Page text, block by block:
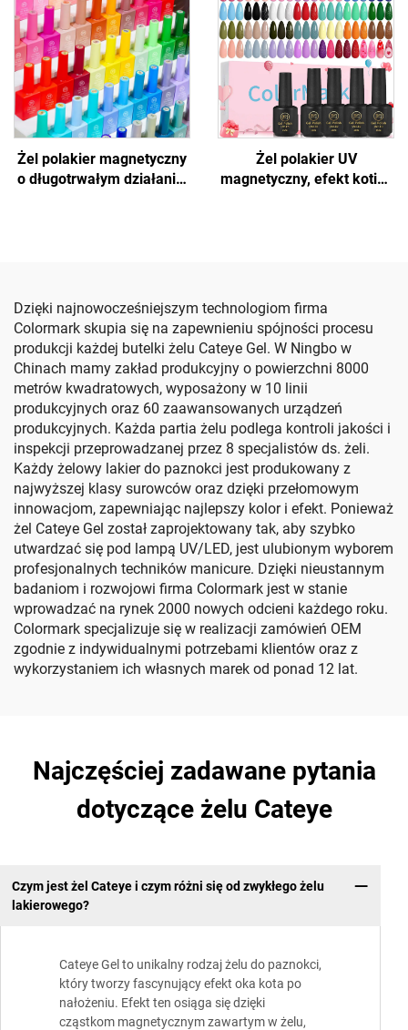
Żel polakier magnetyczny
o długotrwałym działaniu,
Żel polakier UV
magnetyczny, efekt kotich
Dzięki najnowocześniejszym technologiom firma
Colormark skupia się na zapewnieniu spójności procesu
produkcji każdej butelki żelu Cateye Gel. W Ningbo w
Chinach mamy zakład produkcyjny o powierzchni 8000
metrów kwadratowych, wyposażony w 10 linii
produkcyjnych oraz 60 zaawansowanych urządzeń
produkcyjnych. Każda partia żelu podlega kontroli jakości i
inspekcji przeprowadzanej przez 8 specjalistów ds. żeli.
Każdy żelowy lakier do paznokci jest produkowany z
najwyższej klasy surowców oraz dzięki przełomowym
innowacjom, zapewniając najlepszy kolor i efekt. Ponieważ
żel Cateye Gel został zaprojektowany tak, aby szybko
utwardzać się pod lampą UV/LED, jest ulubionym wyborem
profesjonalnych techników manicure. Dzięki nieustannym
badaniom i rozwojowi firma Colormark jest w stanie
wprowadzać na rynek 2000 nowych odcieni każdego roku.
Colormark specjalizuje się w realizacji zamówień OEM
zgodnie z indywidualnymi potrzebami klientów oraz z
wykorzystaniem ich własnych marek od ponad 12 lat.
Najczęściej zadawane pytania
dotyczące żelu Cateye
Czym jest żel Cateye i czym różni się od zwykłego żelu
lakierowego?
Cateye Gel to unikalny rodzaj żelu do paznokci,
który tworzy fascynujący efekt oka kota po
nałożeniu. Efekt ten osiąga się dzięki
cząstkom magnetycznym zawartym w żelu,